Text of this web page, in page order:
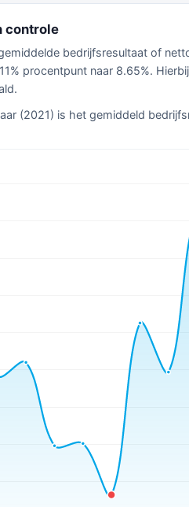
controle
bedrijfsresultaat of
procentpunt naar 8.65%.
(2021) is het gemiddeld